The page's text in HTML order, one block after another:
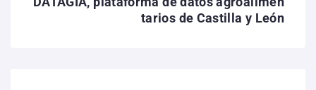
tarios de Castilla y León